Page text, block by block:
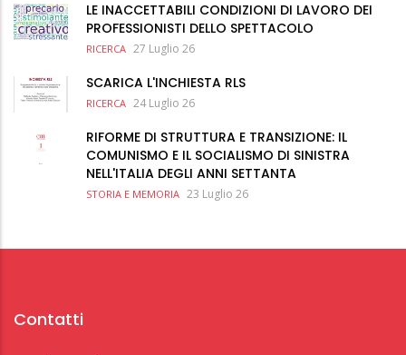
LE INACCETTABILI CONDIZIONI DI LAVORO DEI
PROFESSIONISTI DELLO SPETTACOLO
RICERCA 27 Luglio 26
SCARICA L'INCHIESTA RLS
RICERCA 24 Luglio 26
RIFORME DI STRUTTURA E TRANSIZIONE: IL
COMUNISMO E IL SOCIALISMO DI SINISTRA
NELL'ITALIA DEGLI ANNI SETTANTA
STORIA E MEMORIA 23 Luglio 26
Contatti